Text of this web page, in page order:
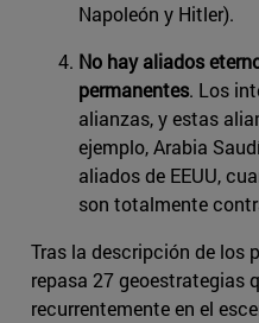
Napoleón y Hitler).
No hay aliados
permanentes. Los
alianzas, y estas
ejemplo, Arabia
aliados de EEUU,
son totalmente
Tras la descripción de los
repasa 27 geoestrategias
recurrentemente en el